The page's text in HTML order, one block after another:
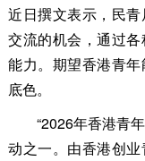
近日撰文表示，民
交流的机会，通过
能力。期望香港青
底色。
“2026年香港青年
动之一。由香港创